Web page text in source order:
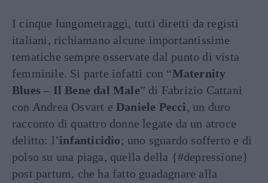
I cinque lungometraggi, tutti diretti da registi
italiani, richiamano alcune importantissime
tematiche sempre osservate dal punto di vista
femminile. Si parte infatti con “Maternity
Blues – Il Bene dal Male” di Fabrizio Cattani
con Andrea Osvart e Daniele Pecci, un duro
racconto di quattro donne legate da un atroce
delitto: l’infanticidio; uno sguardo sofferto e di
polso su una piaga, quella della {#depressione}
post partum, che ha fatto guadagnare alla